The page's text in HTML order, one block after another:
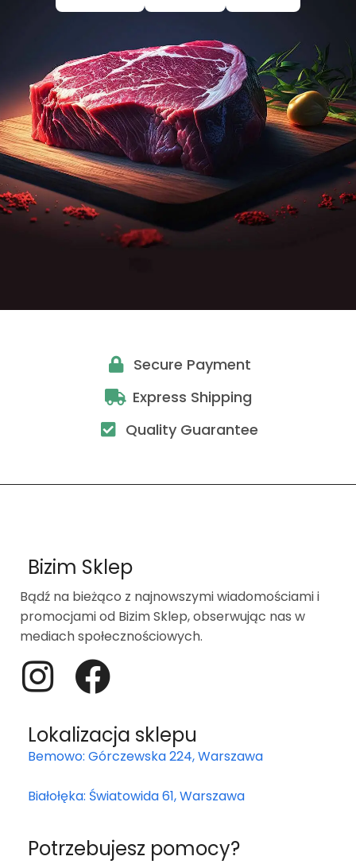
Secure Payment
Express Shipping
Quality Guarantee
Bizim Sklep
Bądź na bieżąco z najnowszymi wiadomościami i
promocjami od Bizim Sklep, obserwując nas w
mediach społecznościowych.
Lokalizacja sklepu
Bemowo: Górczewska 224, Warszawa
Białołęka: Światowida 61, Warszawa
Potrzebujesz pomocy?